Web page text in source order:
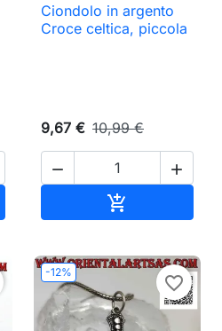
Ciondolo in argento
Croce celtica, piccola
9,67 € 10,99 €
 

-12%
favorite_border